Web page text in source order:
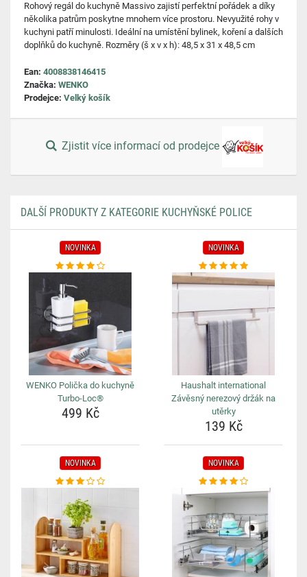
Rohový regál do kuchyně Massivo zajistí perfektní pořádek a díky
několika patrům poskytne mnohem více prostoru. Nevyužité rohy v
kuchyni patří minulosti. Ideální na umístění bylinek, koření a dalších
doplňků do kuchyně. Rozměry (š x v x h): 48,5 x 31 x 48,5 cm
Ean: 4008838146415
Značka: WENKO
Prodejce: Velký košík
Zjistit více informací od prodejce
DALŠÍ PRODUKTY Z KATEGORIE KUCHYŇSKÉ POLICE
NOVINKA
WENKO Polička do kuchyně
Turbo-Loc®
499 Kč
NOVINKA
Haushalt international
Závěsný nerezový držák na
utěrky
139 Kč
NOVINKA NOVINKA